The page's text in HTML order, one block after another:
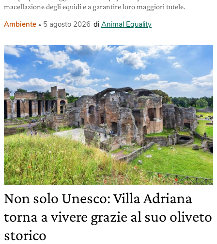
macellazione degli equidi e a garantire loro maggiori tutele.
Ambiente 5 agosto 2026 di Animal Equality
Non solo Unesco: Villa Adriana
torna a vivere grazie al suo oliveto
storico